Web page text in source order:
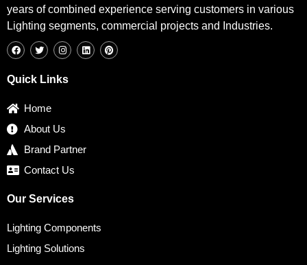
years of combined experience serving customers in various
Lighting segments, commercial projects and Industries.
a
c
o
w
i
t
e
n
s
g
i
n
i
n
Quick Links
Home
About Us
Brand Partner
Contact Us
Our Services
Lighting Components
Lighting Solutions